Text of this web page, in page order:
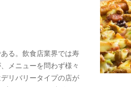
る。飲食店業界では寿
メニューを問わず様々
リバリータイプの店が